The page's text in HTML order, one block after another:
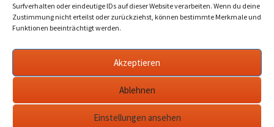
Surfverhalten oder eindeutige IDs auf dieser Website verarbeiten. Wenn du deine
Zustimmung nicht erteilst oder zurückziehst, können bestimmte Merkmale und
Funktionen beeinträchtigt werden.
Akzeptieren
Ablehnen
Einstellungen ansehen
Sitzungen der städtischen Ausschüsse zu besuchen, ist in
Stadtpolitik hautnah zu erleben und Ratsinfos direkt an der
Quelle einzuholen, gibt es in der ersten Septemberwoche.
…mehr